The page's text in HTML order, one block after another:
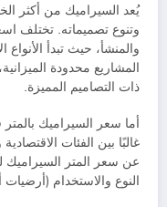
يُعد السيراميك من أكثر
وتنوع تصميماته. تختلف
والمنشأ، حيث تبدأ
المشاريع محدودة
ذات التصاميم المميزة.
أما سعر السيراميك
غالبًا بين الفئات
عن سعر المتر السيراميك
النوع والاستخدام